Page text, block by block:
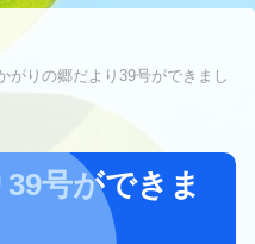
がりの郷だより39号ができまし
号ができま